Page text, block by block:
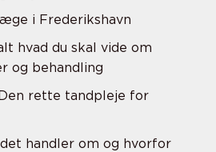
i Frederikshavn
hvad du skal vide om
og behandling
rette tandpleje for
handler om og hvorfor